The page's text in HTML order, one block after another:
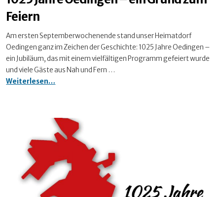
Feiern
Am ersten Septemberwochenende stand unser Heimatdorf
Oedingen ganz im Zeichen der Geschichte: 1025 Jahre Oedingen –
ein Jubiläum, das mit einem vielfältigen Programm gefeiert wurde
und viele Gäste aus Nah und Fern …
Weiterlesen…
ein
Grund
Feiern